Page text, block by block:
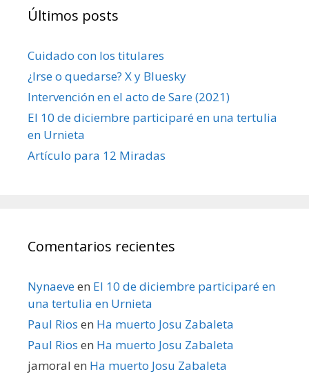
Últimos posts
Cuidado con los titulares
¿Irse o quedarse? X y Bluesky
Intervención en el acto de Sare (2021)
El 10 de diciembre participaré en una tertulia
en Urnieta
Artículo para 12 Miradas
Comentarios recientes
Nynaeveen El 10 de diciembre participaré en
una tertulia en Urnieta
Paul Rios en Ha muerto Josu Zabaleta
Paul Rios en Ha muerto Josu Zabaleta
jamoral en Ha muerto Josu Zabaleta